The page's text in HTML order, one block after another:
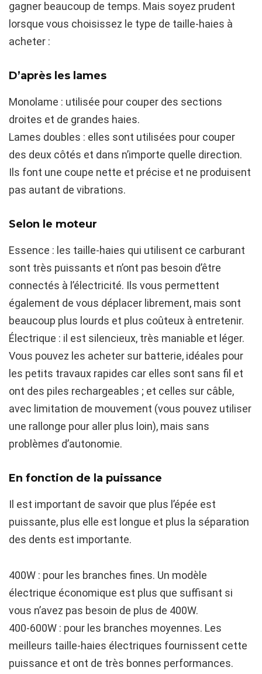
gagner beaucoup de temps. Mais soyez prudent
lorsque vous choisissez le type de taille-haies à
acheter :
D’après les lames
Monolame : utilisée pour couper des sections
droites et de grandes haies.
Lames doubles : elles sont utilisées pour couper
des deux côtés et dans n’importe quelle direction.
Ils font une coupe nette et précise et ne produisent
pas autant de vibrations.
Selon le moteur
Essence : les taille-haies qui utilisent ce carburant
sont très puissants et n’ont pas besoin d’être
connectés à l’électricité. Ils vous permettent
également de vous déplacer librement, mais sont
beaucoup plus lourds et plus coûteux à entretenir.
Électrique : il est silencieux, très maniable et léger.
Vous pouvez les acheter sur batterie, idéales pour
les petits travaux rapides car elles sont sans fil et
ont des piles rechargeables ; et celles sur câble,
avec limitation de mouvement (vous pouvez utiliser
une rallonge pour aller plus loin), mais sans
problèmes d’autonomie.
En fonction de la puissance
Il est important de savoir que plus l’épée est
puissante, plus elle est longue et plus la séparation
des dents est importante.
400W : pour les branches fines. Un modèle
électrique économique est plus que suffisant si
vous n’avez pas besoin de plus de 400W.
400-600W : pour les branches moyennes. Les
meilleurs taille-haies électriques fournissent cette
puissance et ont de très bonnes performances.